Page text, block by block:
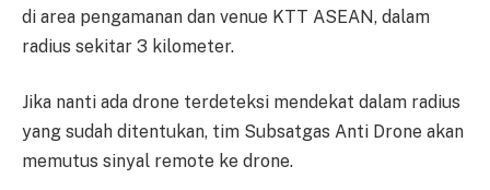
di area pengamanan dan venue KTT ASEAN, dalam
radius sekitar 3 kilometer.
Jika nanti ada drone terdeteksi mendekat dalam radius
yang sudah ditentukan, tim Subsatgas Anti Drone akan
memutus sinyal remote ke drone.